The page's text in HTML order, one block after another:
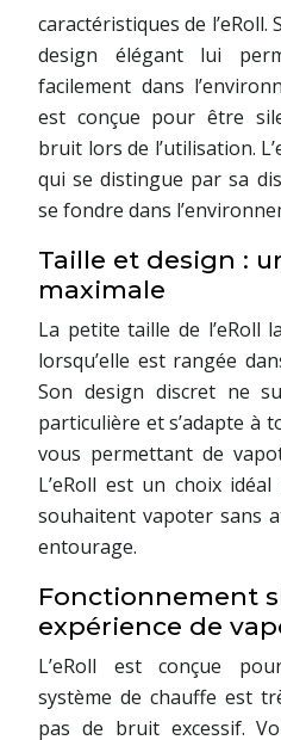
caractéristiques de
design élégant lui
facilement dans
est conçue pour être
bruit lors de l’utilisation.
qui se distingue par sa
se fondre dans
Taille et design :
maximale
La petite taille de l’eRoll
lorsqu’elle est rangée
Son design discret ne
particulière et s’adapte à
vous permettant de
L’eRoll est un choix
souhaitent vapoter sans
entourage.
Fonctionnement
expérience de
L’eRoll est conçue
système de chauffe est
pas de bruit excessif.